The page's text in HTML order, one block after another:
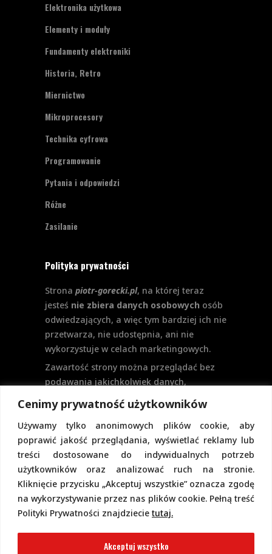
Cenimy prywatność użytkowników
Używamy tylko anonimowych plików cookie, aby
poprawić jakość przeglądania, wyświetlać reklamy lub
treści dostosowane do indywidualnych potrzeb
użytkowników oraz analizować ruch na stronie.
Kliknięcie przycisku „Akceptuj wszystkie” oznacza zgodę
na wykorzystywanie przez nas plików cookie. Pełną treść
Polityki Prywatności znajdziecie tutaj.
Akceptuj wszystko
Elektronika użytkowa
Elementy i moduły
Fundamenty elektroniki
Historia, Retro
Miernictwo
Mikroprocesory
Technika cyfrowa
Programowanie
Pytania i odpowiedzi
Różne
Zasilanie
Polityka prywatności
Strona piotr-gorecki.pl, na której teraz
jesteś nie zbiera danych osobowych osób
odwiedzających, a więc tym bardziej ich nie
przetwarza, nie udostępnia, ani nie
wykorzystuje w celach marketingowych.
Zawartość strony można przeglądać bez
podawania jakichkolwiek danych,
logowanie. Aktualnie na stronie nie
przewiduje się formularzy kontaktowych
ani systemu komentarzy, co wiązałoby się
z udostępnianiem i przetwarzaniem
danych osobowych.
Pełną politykę prywatności znajdziecie
pod tym linkiem.
Polityka Cookies